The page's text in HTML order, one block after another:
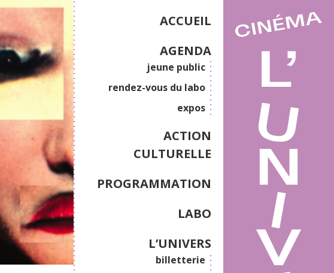
ACCUEIL
AGENDA
jeune public
rendez-vous du labo
expos
ACTION
CULTURELLE
PROGRAMMATION
LABO
L’UNIVERS
billetterie